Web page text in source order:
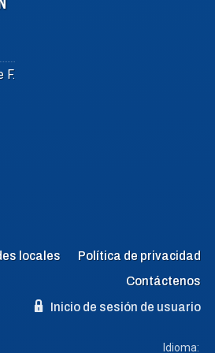
F.
locales
Política de privacidad
Contáctenos
Inicio de sesión de usuario
Idioma: